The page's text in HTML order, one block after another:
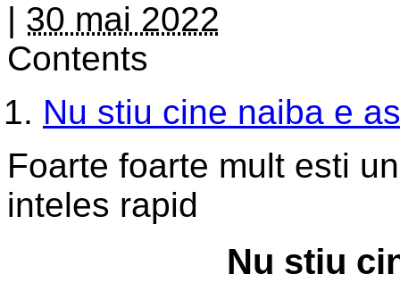
| 30 mai 2022
Contents
Nu stiu cine naiba e
Foarte foarte mult esti
inteles rapid
Nu stiu